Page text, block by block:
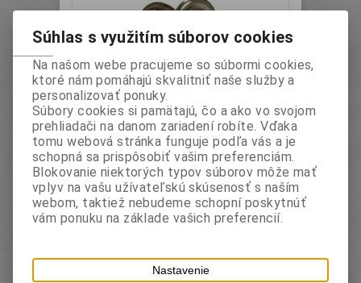
Klip pružinový 50mm
Katalógové číslo:
HGA0127
Záruka (mesiacov): 24
Termín dodania (dni): 2
Hmotnosť:
0,012 kg Počet v balení:36 ks
kovový v striebornej farbe
Súhlas s využitím súborov cookies
Na našom webe pracujeme so súbormi cookies,
ktoré nám pomáhajú skvalitniť naše služby a
personalizovať ponuky.
Súbory cookies si pamätajú, čo a ako vo svojom
prehliadači na danom zariadení robíte. Vďaka
tomu webová stránka funguje podľa vás a je
schopná sa prispôsobiť vašim preferenciám.
Blokovanie niektorých typov súborov môže mať
vplyv na vašu užívateľskú skúsenosť s naším
webom, taktiež nebudeme schopní poskytnúť
vám ponuku na základe vašich preferencií.
Nastavenie